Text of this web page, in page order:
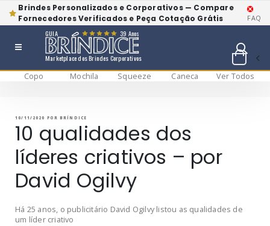
Brindes Personalizados e Corporativos — Compare
Fornecedores Verificados e Peça Cotação Grátis
FAQ
Marketplace dos Brindes Corporativos
GUIA 39 Anos
Copo Mochila Squeeze Caneca
Ver Todos
conteúdo
PUBLICADO
10/11/2020 PORBRÍNDICE
10 qualidades dos
líderes criativos – por
David Ogilvy
Há 25 anos, o publicitário David Ogilvy listou as qualidades de
um líder criativo